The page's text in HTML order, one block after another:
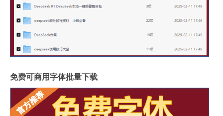
免费可商用字体批量下载